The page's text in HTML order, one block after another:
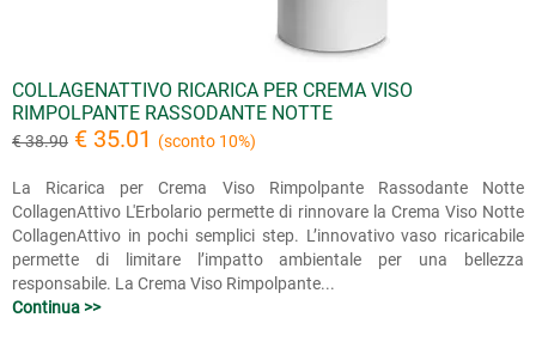
COLLAGENATTIVO RICARICA PER CREMA VISO
RIMPOLPANTE RASSODANTE NOTTE
€ 38.90 € 35.01 (sconto 10%)
La Ricarica per Crema Viso Rimpolpante Rassodante Notte
CollagenAttivo L'Erbolario permette di rinnovare la Crema Viso Notte
CollagenAttivo in pochi semplici step. L’innovativo vaso ricaricabile
permette di limitare l’impatto ambientale per una bellezza
responsabile. La Crema Viso Rimpolpante...
Continua >>